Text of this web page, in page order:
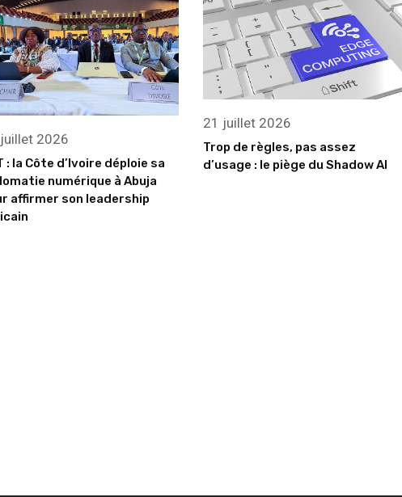
2026
: la Côte d’Ivoire déploie sa
numérique à Abuja
affirmer son leadership
21 juillet 2026
Trop de règles, pas assez
d’usage : le piège du Shadow AI